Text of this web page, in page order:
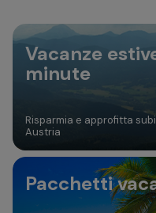
Aggiungi camera
Vacanze
minute
Risparmia e approfitta
Austria
Pacchetti